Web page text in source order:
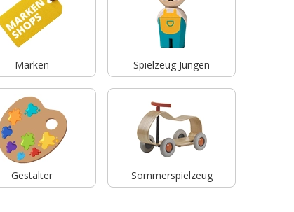
Marken Spielzeug Jungen
Gestalter Sommerspielzeug